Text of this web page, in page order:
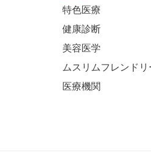
特色医療
健康診断
美容医学
ムスリムフレンドリ
医療機関